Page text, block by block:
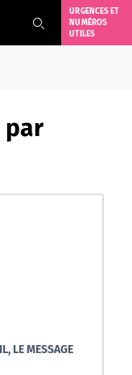
d'accessibilité
URGENCES ET
NUMÉROS
UTILES
par
LE MESSAGE